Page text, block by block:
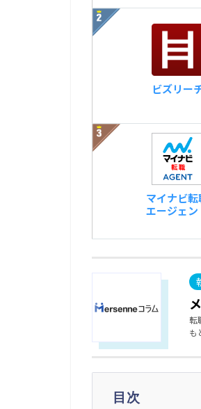
ビズリー
マイナビ転
エージェン
転
も
目次